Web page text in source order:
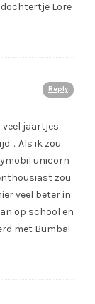
Lore
Reply
veel jaartjes
Als ik zou
unicorn
zou
veel beter in
op school en
met Bumba!